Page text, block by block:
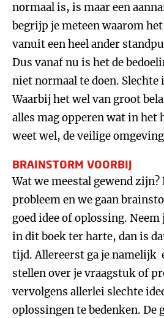
normaal is, is maar een
begrijp je meteen waarom
vanuit een heel ander
Dus vanaf nu is het de
niet normaal te doen. Slechte
Waarbij het wel van groot
alles mag opperen wat in het
weet wel, de veilige
BRAINSTORM VOORBIJ
Wat we meestal gewend zijn?
probleem en we gaan
goed idee of oplossing.
in dit boek ter harte, dan is
tijd. Allereerst ga je namelijk
stellen over je vraagstuk of
vervolgens allerlei slechte
oplossingen te bedenken. De